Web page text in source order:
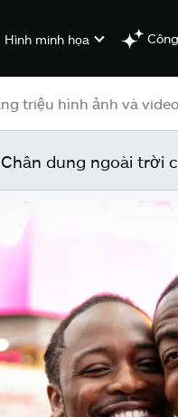
Hình minh họa
Chân dung ngoài trời